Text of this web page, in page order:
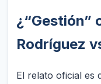
¿“Gestión”
Rodríguez
El relato oficial es